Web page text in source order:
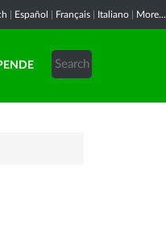
Español Français Italiano More...